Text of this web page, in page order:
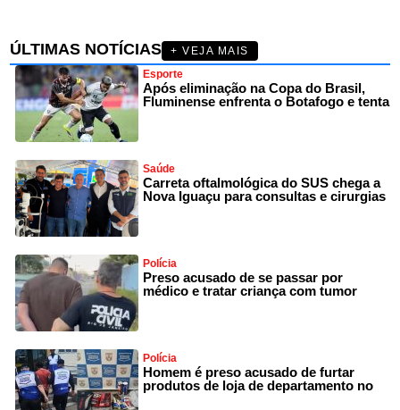
ÚLTIMAS NOTÍCIAS
+ VEJA MAIS
Esporte
Após eliminação na Copa do Brasil,
Fluminense enfrenta o Botafogo e tenta
Saúde
Carreta oftalmológica do SUS chega a
Nova Iguaçu para consultas e cirurgias
Polícia
Preso acusado de se passar por
médico e tratar criança com tumor
Polícia
Homem é preso acusado de furtar
produtos de loja de departamento no